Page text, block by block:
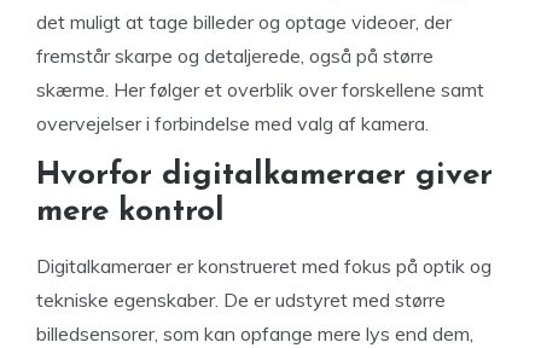
det muligt at tage billeder og optage videoer, der
fremstår skarpe og detaljerede, også på større
skærme. Her følger et overblik over forskellene samt
overvejelser i forbindelse med valg af kamera.
Hvorfor digitalkameraer giver
mere kontrol
Digitalkameraer er konstrueret med fokus på optik og
tekniske egenskaber. De er udstyret med større
billedsensorer, som kan opfange mere lys end dem,